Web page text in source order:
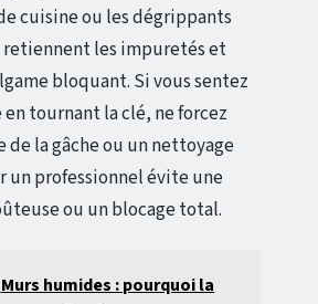
cuisine ou les dégrippants
les impuretés et
bloquant. Si vous sentez
tournant la clé, ne forcez
de la gâche ou un nettoyage
un professionnel évite une
ou un blocage total.
Murs humides : pourquoi la